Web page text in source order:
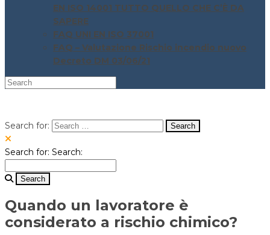
EN ISO 14001 TUTTO QUELLO CHE C’È DA
SAPERE
FAQ UNI EN ISO 37001
FAQ – Valutazione Rischio incendio nuovo
Decreto DM 03/06/21
Search for:
Search for: Search:
Quando un lavoratore è
considerato a rischio chimico?